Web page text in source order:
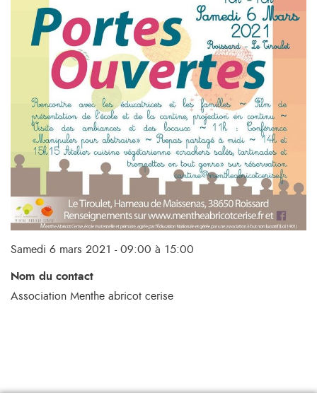
Samedi 6 mars 2021 - 09:00 à 15:00
Nom du contact
Association Menthe abricot cerise